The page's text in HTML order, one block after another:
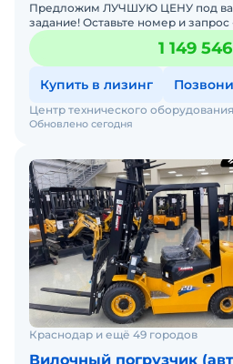
Предложим ЛУЧШУЮ ЦЕНУ под
задание! Оставьте номер и запрос - мы подберем модель
со СКИДКОЙ. В наличии на складах новые вилочные
погрузчики
1 149
Купить в лизинг
Обновлено сегодня
Центр технического оборудования
Краснодар и ещё 49 городов
Вилочный погрузчик